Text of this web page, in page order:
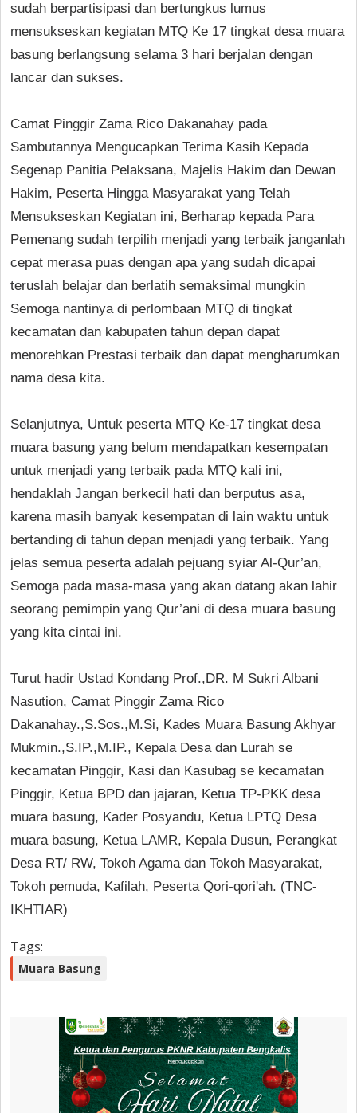
sudah berpartisipasi dan bertungkus lumus
mensukseskan kegiatan MTQ Ke 17 tingkat desa muara
basung berlangsung selama 3 hari berjalan dengan
lancar dan sukses.
Camat Pinggir Zama Rico Dakanahay pada
Sambutannya Mengucapkan Terima Kasih Kepada
Segenap Panitia Pelaksana, Majelis Hakim dan Dewan
Hakim, Peserta Hingga Masyarakat yang Telah
Mensukseskan Kegiatan ini, Berharap kepada Para
Pemenang sudah terpilih menjadi yang terbaik janganlah
cepat merasa puas dengan apa yang sudah dicapai
teruslah belajar dan berlatih semaksimal mungkin
Semoga nantinya di perlombaan MTQ di tingkat
kecamatan dan kabupaten tahun depan dapat
menorehkan Prestasi terbaik dan dapat mengharumkan
nama desa kita.
Selanjutnya, Untuk peserta MTQ Ke-17 tingkat desa
muara basung yang belum mendapatkan kesempatan
untuk menjadi yang terbaik pada MTQ kali ini,
hendaklah Jangan berkecil hati dan berputus asa,
karena masih banyak kesempatan di lain waktu untuk
bertanding di tahun depan menjadi yang terbaik. Yang
jelas semua peserta adalah pejuang syiar Al-Qur’an,
Semoga pada masa-masa yang akan datang akan lahir
seorang pemimpin yang Qur’ani di desa muara basung
yang kita cintai ini.
Turut hadir Ustad Kondang Prof.,DR. M Sukri Albani
Nasution, Camat Pinggir Zama Rico
Dakanahay.,S.Sos.,M.Si, Kades Muara Basung Akhyar
Mukmin.,S.IP.,M.IP., Kepala Desa dan Lurah se
kecamatan Pinggir, Kasi dan Kasubag se kecamatan
Pinggir, Ketua BPD dan jajaran, Ketua TP-PKK desa
muara basung, Kader Posyandu, Ketua LPTQ Desa
muara basung, Ketua LAMR, Kepala Dusun, Perangkat
Desa RT/ RW, Tokoh Agama dan Tokoh Masyarakat,
Tokoh pemuda, Kafilah, Peserta Qori-qori'ah. (TNC-
IKHTIAR)
Tags:
Muara Basung